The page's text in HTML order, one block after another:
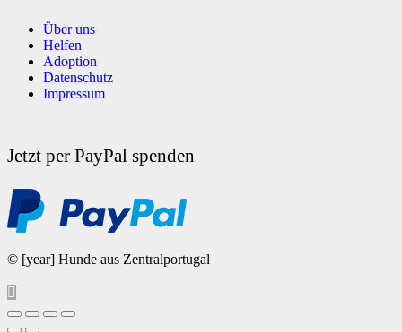
Über uns
Helfen
Adoption
Datenschutz
Impressum
Jetzt per PayPal spenden
© [year] Hunde aus Zentralportugal